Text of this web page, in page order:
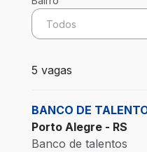
Todos
5 vagas encontradas
5 vagas
BANCO DE
Porto Alegre - RS
Banco de talentos